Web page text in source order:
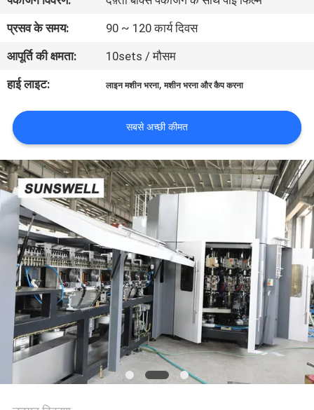
भ्रमण
गुणवत्ता
नियंत्रण
संपर्क
करें
समाचार
एक
उद्धरण
की
विनती
करे
साइटमैप
प्रसव के समय:
90 ~ 120 कार्य दिवस
आपूर्ति की क्षमता:
10sets / मौसम
हाई लाइट:
लाइन मशीन भरना,मशीन भरना और कैप करना
सबसे अच्छी कीमत